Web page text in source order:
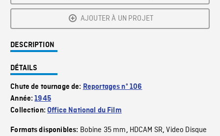
AJOUTER À UN PROJET
DESCRIPTION
DÉTAILS
Chute de tournage de: Reportages nº 106
Année:1945
Collection:Office National du Film
Formats disponibles: Bobine 35 mm, HDCAM SR,Video Disque